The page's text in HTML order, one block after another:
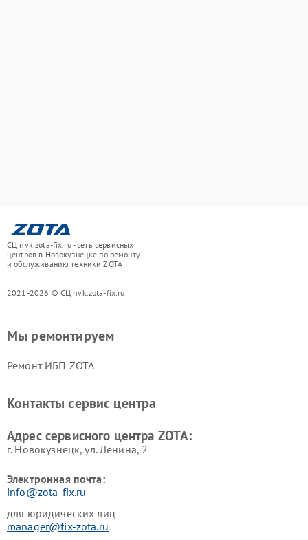
СЦ nvk.zota-fix.ru - сеть сервисных
центров в Новокузнецке по ремонту
и обслуживанию техники ZOTA
2021-2026 © СЦ nvk.zota-fix.ru
Мы ремонтируем
Ремонт ИБП ZOTA
Контакты сервис центра
Адрес сервисного центра ZOTA:
г. Новокузнецк, ул. Ленина, 2
Электронная почта:
info@zota-fix.ru
для юридических лиц
manager@fix-zota.ru